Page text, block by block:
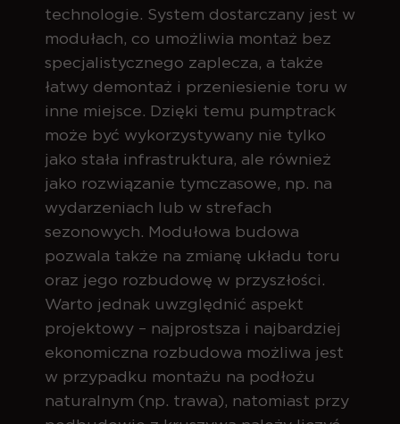
technologie. System dostarczany jest w
modułach, co umożliwia montaż bez
specjalistycznego zaplecza, a także
łatwy demontaż i przeniesienie toru w
inne miejsce. Dzięki temu pumptrack
może być wykorzystywany nie tylko
jako stała infrastruktura, ale również
jako rozwiązanie tymczasowe, np. na
wydarzeniach lub w strefach
sezonowych. Modułowa budowa
pozwala także na zmianę układu toru
oraz jego rozbudowę w przyszłości.
Warto jednak uwzględnić aspekt
projektowy – najprostsza i najbardziej
ekonomiczna rozbudowa możliwa jest
w przypadku montażu na podłożu
naturalnym (np. trawa), natomiast przy